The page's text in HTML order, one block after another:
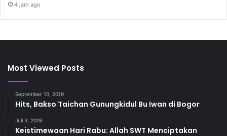
4 jam ago
Most Viewed Posts
September 10, 2019
Hits, Bakso Taichan Gunungkidul Bu Iwan di Bogor
Juli 3, 2019
Keistimewaan Hari Rabu: Allah SWT Menciptakan